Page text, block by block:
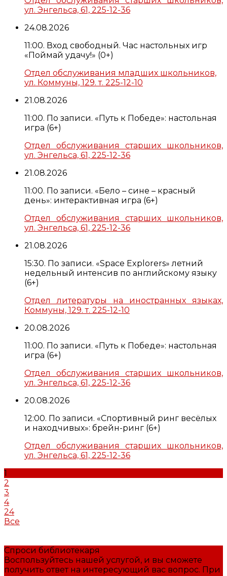
ул. Энгельса, 61, 225-12-36
24.08.2026
11:00. Вход свободный. Час настольных игр
«Поймай удачу!» (0+)
Отдел обслуживания младших школьников,
ул. Коммуны, 129. т. 225-12-10
21.08.2026
11:00. По записи. «Путь к Победе»: настольная
игра (6+)
Отдел обслуживания старших школьников,
ул. Энгельса, 61, 225-12-36
21.08.2026
11:00. По записи. «Бело – сине – красный
день»: интерактивная игра (6+)
Отдел обслуживания старших школьников,
ул. Энгельса, 61, 225-12-36
21.08.2026
15:30. По записи. «Space Explorers» летний
недельный интенсив по английскому языку
(6+)
Отдел литературы на иностранных языках,
Коммуны, 129. т. 225-12-10
20.08.2026
11:00. По записи. «Путь к Победе»: настольная
игра (6+)
Отдел обслуживания старших школьников,
ул. Энгельса, 61, 225-12-36
20.08.2026
12:00. По записи. «Спортивный ринг весёлых
и находчивых»: брейн-ринг (6+)
Отдел обслуживания старших школьников,
ул. Энгельса, 61, 225-12-36
1
2
3
4
24
Все
Спроси библиотекаря
Воспользуйтесь нашей услугой, и вы сможете
получить ответ на интересующий вас вопрос. При